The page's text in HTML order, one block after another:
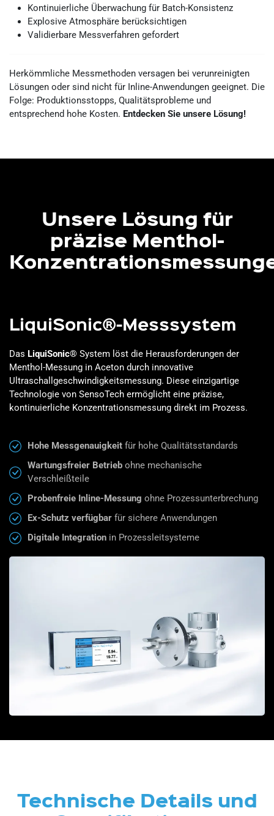
Kontinuierliche Überwachung für Batch-Konsistenz
Explosive Atmosphäre berücksichtigen
Validierbare Messverfahren gefordert
Herkömmliche Messmethoden versagen bei verunreinigten
Lösungen oder sind nicht für Inline-Anwendungen geeignet. Die
Folge: Produktionsstopps, Qualitätsprobleme und
entsprechend hohe Kosten. Entdecken Sie unsere Lösung!
Unsere Lösung für
präzise Menthol-
LiquiSonic®-Messsystem
Das LiquiSonic® System löst die Herausforderungen der
Menthol-Messung in Aceton durch innovative
Ultraschallgeschwindigkeitsmessung. Diese einzigartige
Technologie von SensoTech ermöglicht eine präzise,
kontinuierliche Konzentrationsmessung direkt im Prozess.
Hohe Messgenauigkeit für hohe Qualitätsstandards
Wartungsfreier Betrieb ohne mechanische
Verschleißteile
Probenfreie Inline-Messung ohne Prozessunterbrechung
Ex-Schutz verfügbar für sichere Anwendungen
Digitale Integration in Prozessleitsysteme
Technische Details und